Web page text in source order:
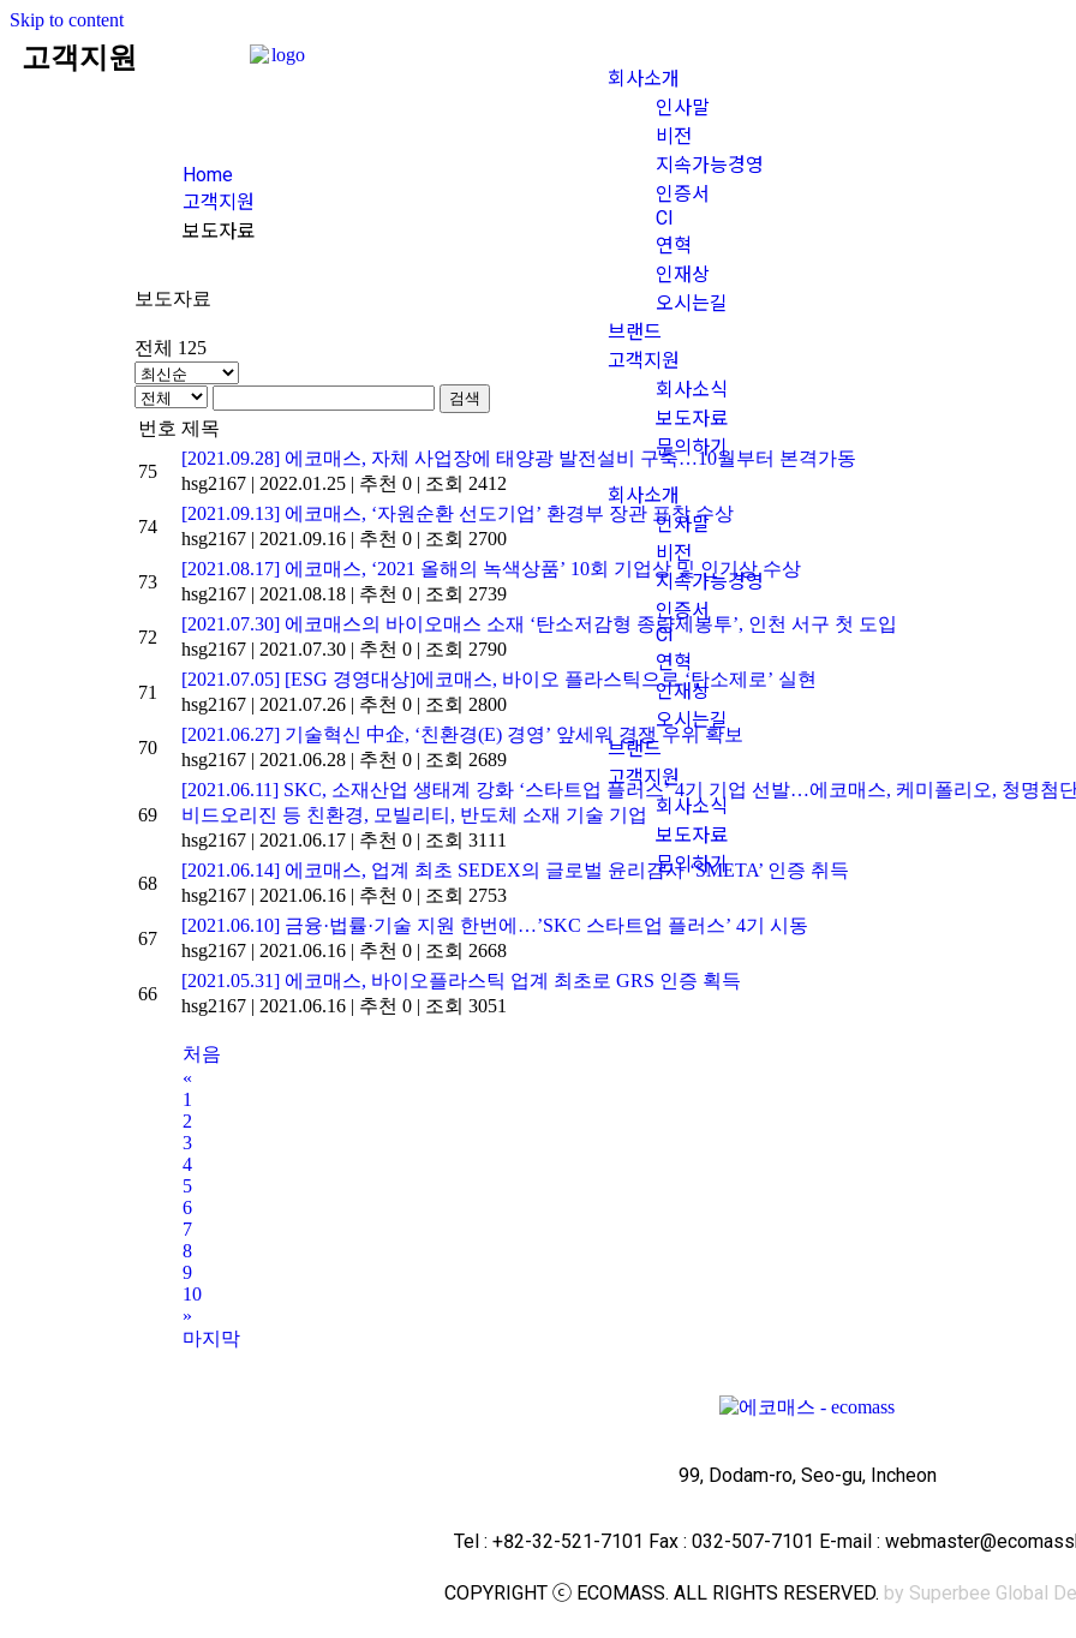
Skip to content
회사소개
인사말
비전
지속가능경영
인증서
CI
연혁
인재상
오시는길
브랜드
고객지원
회사소식
보도자료
문의하기
회사소개
인사말
비전
지속가능경영
인증서
CI
연혁
인재상
오시는길
브랜드
고객지원
회사소식
보도자료
문의하기
고객지원
Home
고객지원
보도자료
보도자료
전체 125
검색
번호 제목
75
[2021.09.28] 에코매스, 자체 사업장에 태양광 발전설비 구축…10월부터 본격가동
hsg2167 | 2022.01.25 | 추천 0 | 조회 2412
74
[2021.09.13] 에코매스, ‘자원순환 선도기업’ 환경부 장관 표창 수상
hsg2167 | 2021.09.16 | 추천 0 | 조회 2700
73
[2021.08.17] 에코매스, ‘2021 올해의 녹색상품’ 10회 기업상 및 인기상 수상
hsg2167 | 2021.08.18 | 추천 0 | 조회 2739
72
[2021.07.30] 에코매스의 바이오매스 소재 ‘탄소저감형 종량제봉투’, 인천 서구 첫 도입
hsg2167 | 2021.07.30 | 추천 0 | 조회 2790
71
[2021.07.05] [ESG 경영대상]에코매스, 바이오 플라스틱으로 ‘탄소제로’ 실현
hsg2167 | 2021.07.26 | 추천 0 | 조회 2800
70
[2021.06.27] 기술혁신 中企, ‘친환경(E) 경영’ 앞세워 경쟁 우위 확보
hsg2167 | 2021.06.28 | 추천 0 | 조회 2689
69
[2021.06.11] SKC, 소재산업 생태계 강화 ‘스타트업 플러스’ 4기 기업 선발…에코매스, 케미폴리오, 청명첨
비드오리진 등 친환경, 모빌리티, 반도체 소재 기술 기업
hsg2167 | 2021.06.17 | 추천 0 | 조회 3111
68
[2021.06.14] 에코매스, 업계 최초 SEDEX의 글로벌 윤리감사 ‘SMETA’ 인증 취득
hsg2167 | 2021.06.16 | 추천 0 | 조회 2753
67
[2021.06.10] 금융·법률·기술 지원 한번에…’SKC 스타트업 플러스’ 4기 시동
hsg2167 | 2021.06.16 | 추천 0 | 조회 2668
66
[2021.05.31] 에코매스, 바이오플라스틱 업계 최초로 GRS 인증 획득
hsg2167 | 2021.06.16 | 추천 0 | 조회 3051
처음
«
1
2
3
4
5
6
7
8
9
10
»
마지막
99, Dodam-ro, Seo-gu, Incheon
Tel : +82-32-521-7101 Fax : 032-507-7101 E-mail :
COPYRIGHT ⓒ ECOMASS. ALL RIGHTS RESERVED. by Superbee Global